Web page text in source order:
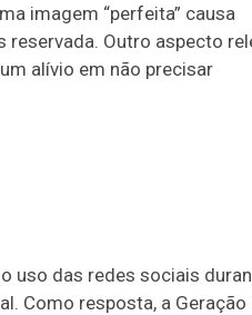
imagem “perfeita” causa
Outro aspecto
alívio em não precisar
uso das redes sociais
Como resposta, a Geração